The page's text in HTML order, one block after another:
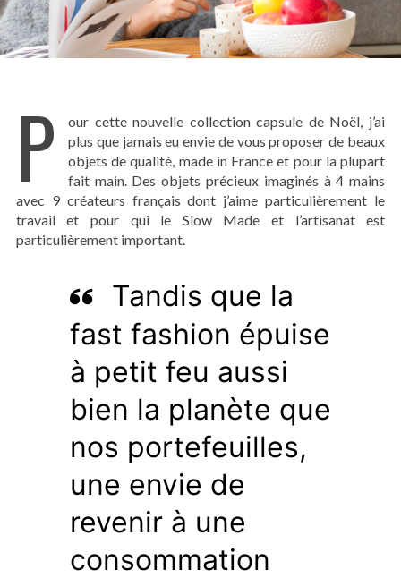
P
our cette nouvelle collection capsule de Noël, j’ai
plus que jamais eu envie de vous proposer de beaux
objets de qualité, made in France et pour la plupart
fait main. Des objets précieux imaginés à 4 mains
avec 9 créateurs français dont j’aime particulièrement le
travail et pour qui le Slow Made et l’artisanat est
particulièrement important.
Tandis que la
fast fashion épuise
à petit feu aussi
bien la planète que
nos portefeuilles,
une envie de
revenir à une
consommation